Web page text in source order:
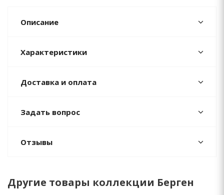
Описание
Характеристики
Доставка и оплата
Задать вопрос
Отзывы
Другие товары коллекции Берген